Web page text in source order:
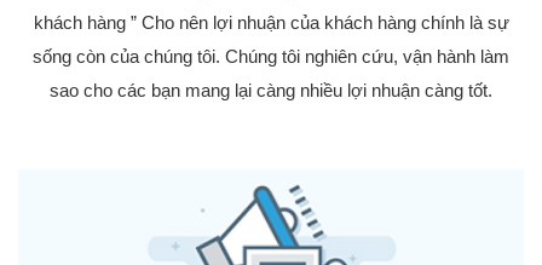
khách hàng ” Cho nên lợi nhuận của khách hàng chính là sự
sống còn của chúng tôi. Chúng tôi nghiên cứu, vận hành làm
sao cho các bạn mang lại càng nhiều lợi nhuận càng tốt.